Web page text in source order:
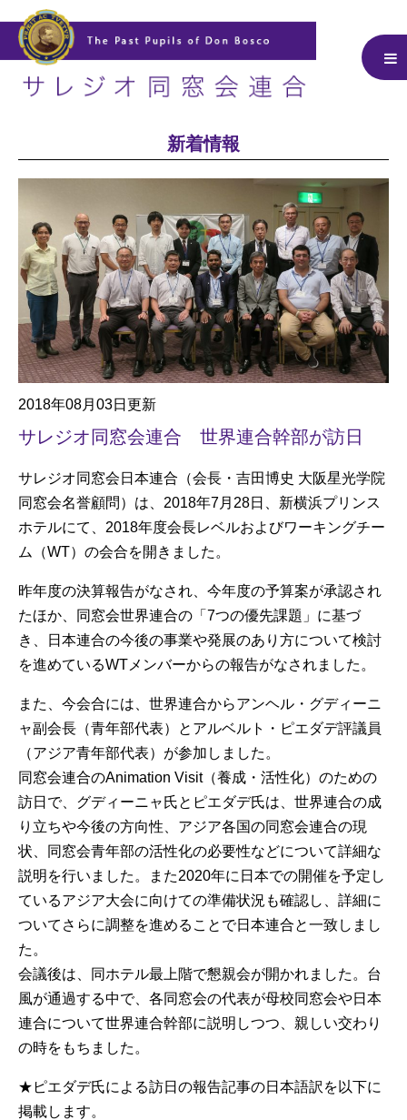
新着情報
2018年08月03日更新
サレジオ同窓会連合 世界連合幹部が訪日
サレジオ同窓会日本連合（会長・吉田博史 大阪星光学院
同窓会名誉顧問）は、2018年7月28日、新横浜プリンス
ホテルにて、2018年度会長レベルおよびワーキングチー
ム（WT）の会合を開きました。
昨年度の決算報告がなされ、今年度の予算案が承認され
たほか、同窓会世界連合の「7つの優先課題」に基づ
き、日本連合の今後の事業や発展のあり方について検討
を進めているWTメンバーからの報告がなされました。
また、今会合には、世界連合からアンヘル・グディーニ
ャ副会長（青年部代表）とアルベルト・ピエダデ評議員
（アジア青年部代表）が参加しました。
同窓会連合のAnimation Visit（養成・活性化）のための
訪日で、グディーニャ氏とピエダデ氏は、世界連合の成
り立ちや今後の方向性、アジア各国の同窓会連合の現
状、同窓会青年部の活性化の必要性などについて詳細な
説明を行いました。また2020年に日本での開催を予定し
ているアジア大会に向けての準備状況も確認し、詳細に
ついてさらに調整を進めることで日本連合と一致しまし
た。
会議後は、同ホテル最上階で懇親会が開かれました。台
風が通過する中で、各同窓会の代表が母校同窓会や日本
連合について世界連合幹部に説明しつつ、親しい交わり
の時をもちました。
★ピエダデ氏による訪日の報告記事の日本語訳を以下に
掲載します。